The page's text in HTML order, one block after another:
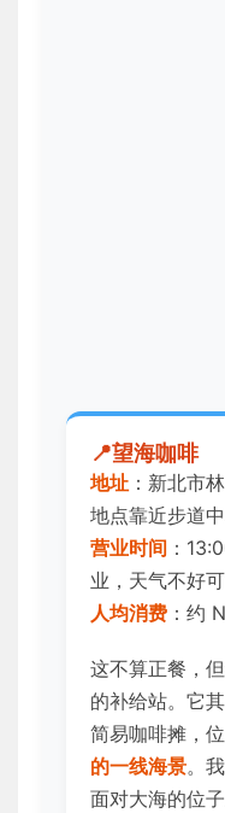
望海咖啡
地址 ：新北市
地点靠近步道中
营业时间 ：
业，天气不好可
人均消费 ：约
这不算正餐，
的补给站。它
简易咖啡摊，
的一线海景。
面对大海的位